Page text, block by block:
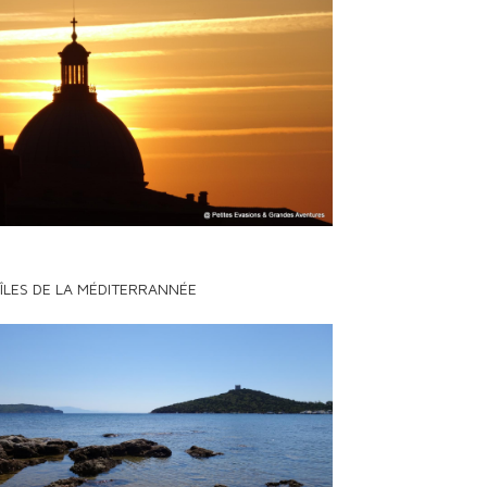
DE LA MÉDITERRANNÉE